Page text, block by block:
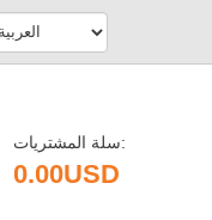
سلة المشتريات:
0.00USD